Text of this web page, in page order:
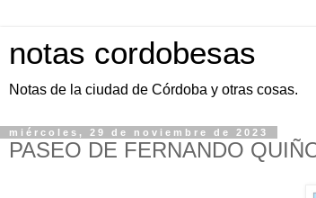
notas cordobesas
Notas de la ciudad de Córdoba y otras cosas.
miércoles, 29 de noviembre de 2023
PASEO DE FERNANDO